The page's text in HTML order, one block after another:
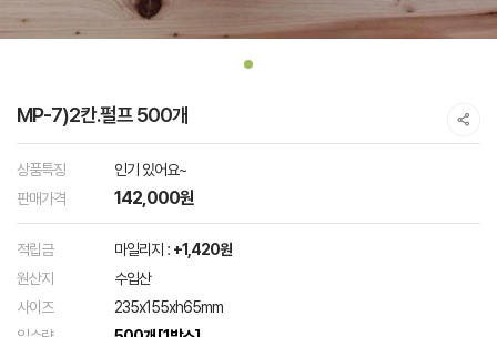
MP-7)2칸.펄프 500개
상품특징
인기 있어요~
판매가격
142,000원
적립금 마일리지 : +1,420원
원산지
수입산
사이즈
235x155xh65mm